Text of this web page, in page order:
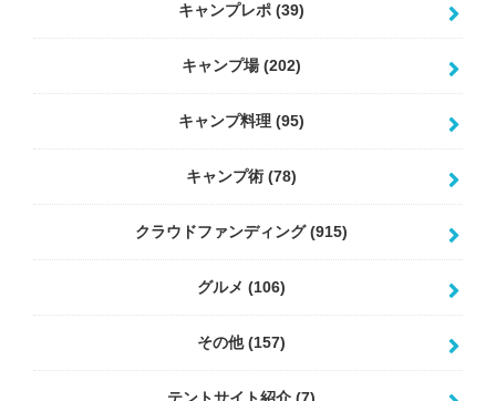
キャンプレポ (39)
キャンプ場(202)
キャンプ料理 (95)
キャンプ術 (78)
クラウドファンディング(915)
グルメ (106)
その他(157)